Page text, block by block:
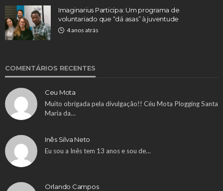
Imaginarius Participa: Um programa de
voluntariado que “dá asas” à juventude
4 anos atrás
COMENTÁRIOS RECENTES
Ceu Mota
Muito obrigada pela divulgação!! Céu Mota Plogging Santa
Maria da…
Inês Silva Neto
Eu sou a Inês tem 13 anos e sou de…
Orlando Campos